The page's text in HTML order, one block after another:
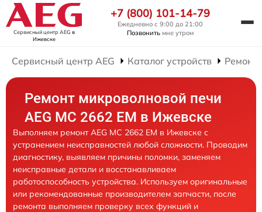
Сервисный центр AEG в
Ижевске
+7 (800) 101-14-79
Ежедневно с 9:00 до 21:00
Позвонить мне утром
Сервисный центр AEG Каталог устройств Ремонт
Ремонт микроволновой печи
AEG MC 2662 EM в Ижевске
Выполняем ремонт AEG MC 2662 EM в Ижевске с
устранением неисправностей любой сложности. Проводим
диагностику, выявляем причины поломки, заменяем
неисправные детали и восстанавливаем
работоспособность устройства. Используем оригинальные
или рекомендованные производителем запчасти, после
ремонта выполняем проверку всех функций и